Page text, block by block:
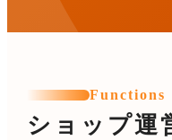
Functions
ショップ運